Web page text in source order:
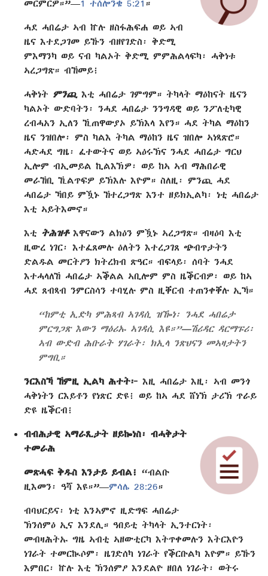
መርምርዎ።”—1 ተሰሎንቄ 5:21 ።
ሓደ ሓበሬታ ኣብ ኵሉ ዘስፋሕፍሐ ወይ ኣብ
ዜና እተደጋገመ ይኹን ብዘየገድስ፡ ቅድሚ
ምእማንካ ወይ ናብ ካልኦት ቅድሚ ምምሕልላፍካ፡ ሓቅነቱ
ኣረጋግጽ። ብኸመይ፧
ሓቅነት ምንጪ እቲ ሓበሬታ ገምግም። ትካላት ማዕከናት ዜናን
ካልኦት ውድባትን፡ ንሓደ ሓበሬታ ንንግዳዊ ወይ ንፖለቲካዊ
ረብሓአን ኢለን ኺጠዋውያኦ ይኽእላ እየን። ሓደ ትካል ማዕከን
ዜና ንዝበሎ፡ ምስ ካልእ ትካል ማዕከን ዜና ዝበሎ ኣነጻጽሮ።
ሓድሓደ ግዜ፡ ፈተውትና ወይ ኣዕሩኽና ንሓደ ሓበሬታ ግርህ
ኢሎም ብኢመይል ኪልእኽዎ፡ ወይ ከኣ ኣብ ማሕበራዊ
መራኸቢ ኺልጥፍዎ ይኽእሉ እዮም። ስለዚ፡ ምንጪ ሓደ
ሓበሬታ ኻበይ ምዃኑ ኸተረጋግጽ እንተ ዘይክኢልካ፡ ነቲ ሓበሬታ
እቲ ኣይትእመኖ።
እቲ ትሕዝቶእዋናውን ልክዕን ምዃኑ ኣረጋግጽ። ብዛዕባ እቲ
ዚውረ ነገር፡ እተፈጸመሉ ዕለትን እተረጋገጸ ጭብጥታትን
ድልዱል መርትዖን ክትረክብ ጽዓር። ብፍላይ፡ ሰባት ንሓደ
እተሓላለኸ ሓበሬታ ኣቕልል ኣቢሎም ምስ ዜቕርብዎ፡ ወይ ከኣ
ሓደ ጸብጻብ ንምርስሳን ተባሂሉ ምስ ዚቐርብ ተጠንቀቐሉ ኢኻ።
“ከምቲ ኢድካ ምሕጻብ ኣገዳሲ ዝዀነ፡ ንሓደ ሓበሬታ
ምርግጋጽ እውን ማዕሪኡ ኣገዳሲ እዩ።”—ሽሪዳር ዳርማፑሪ፡
ኣብ ውድብ ሕቡራት ሃገራት፡ ክኢላ ንጽህናን መኣዛታትን
ምግቢ።
ንርእስኻ ኸምዚ ኢልካ ሕተት፦ እዚ ሓበሬታ እዚ፡ ኣብ መንጎ
ሓቅነትን ርእይቶን የነጽር ድዩ፧ ወይ ከኣ ሓደ ሸነኽ ታሪኽ ጥራይ
ድዩ ዜቕርብ፧
ብብሕታዊ ኣማራጺታት ዘይኰነስ፡ ብሓቅታት
ተመራሕ
መጽሓፍ ቅዱስ እንታይ ይብል፧
“ብልቡ
ዚእመን፡ ዓሻ እዩ።”—ምሳሌ 28:26።
ብባህርይና፡ ነቲ እንኣምኖ ዚድግፍ ሓበሬታ
ኽንሰምዕ ኢና እንደሊ። ዓበይቲ ትካላት ኢንተርነት፡
መብዛሕትኡ ግዜ ኣብቲ ኣዘውቲርካ እትጥቀመሉን እትርእዮን
ነገራት ተመርኲሶም፡ ዜገድሰካ ነገራት የቕርቡልካ እዮም። ይኹን
እምበር፡ ኵሉ እቲ ኽንሰምዖ እንደልዮ ዘበለ ነገራት፡ ወትሩ